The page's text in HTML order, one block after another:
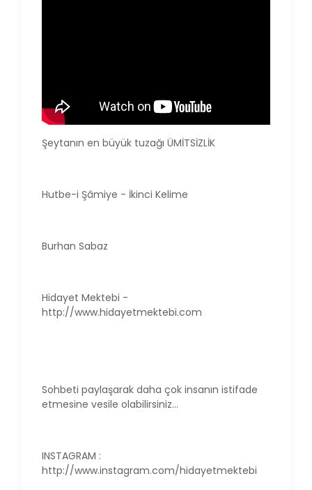
Şeytanın en büyük tuzağı ÜMİTSİZLİK
Hutbe-i Şâmiye - İkinci Kelime
Burhan Sabaz
Hidayet Mektebi -
http://www.hidayetmektebi.com
Sohbeti paylaşarak daha çok insanın istifade
etmesine vesile olabilirsiniz...
INSTAGRAM :
http://www.instagram.com/hidayetmektebi